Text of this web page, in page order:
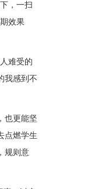
，一扫
效果
难受的
我感到不
也更能坚
点燃学生
规则意